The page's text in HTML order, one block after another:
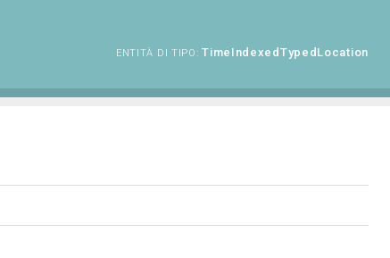
ENTITÀ DI TIPO: TimeIndexedTypedLocation